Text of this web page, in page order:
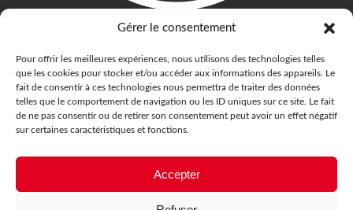
Gérer le consentement
Pour offrir les meilleures expériences, nous utilisons des technologies telles
que les cookies pour stocker et/ou accéder aux informations des appareils. Le
fait de consentir à ces technologies nous permettra de traiter des données
telles que le comportement de navigation ou les ID uniques sur ce site. Le fait
de ne pas consentir ou de retirer son consentement peut avoir un effet négatif
sur certaines caractéristiques et fonctions.
Accepter